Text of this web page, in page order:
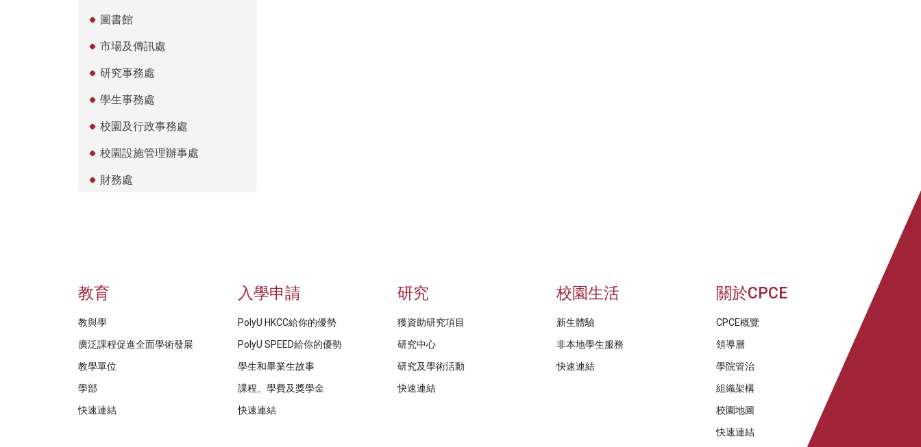
圖書館
市場及傳訊處
研究事務處
學生事務處
校園及行政事務處
校園設施管理辦事處
財務處
教育
教與學
廣泛課程促進全面學術發展
教學單位
學部
快速連結
入學申請
PolyU HKCC給你的優勢
PolyU SPEED給你的優勢
學生和畢業生故事
課程、學費及獎學金
快速連結
研究
獲資助研究項目
研究中心
研究及學術活動
快速連結
校園生活
新生體驗
非本地學生服務
快速連結
關於CPCE
CPCE概覽
領導層
學院管治
組織架構
校園地圖
快速連結